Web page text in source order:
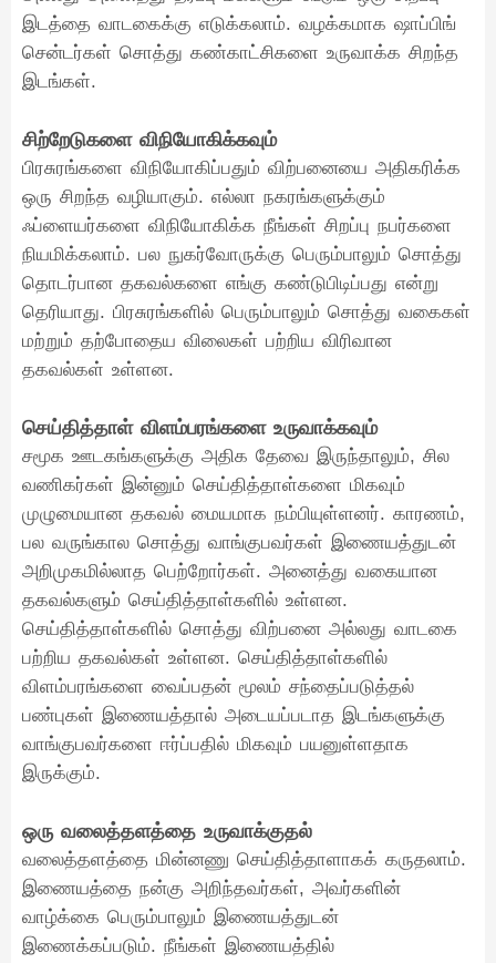
இடத்தை வாடகைக்கு எடுக்கலாம். வழக்கமாக ஷாப்பிங்
சென்டர்கள் சொத்து கண்காட்சிகளை உருவாக்க சிறந்த
இடங்கள்.
சிற்றேடுகளை விநியோகிக்கவும்
பிரசுரங்களை விநியோகிப்பதும் விற்பனையை அதிகரிக்க
ஒரு சிறந்த வழியாகும். எல்லா நகரங்களுக்கும்
ஃப்ளையர்களை விநியோகிக்க நீங்கள் சிறப்பு நபர்களை
நியமிக்கலாம். பல நுகர்வோருக்கு பெரும்பாலும் சொத்து
தொடர்பான தகவல்களை எங்கு கண்டுபிடிப்பது என்று
தெரியாது. பிரசுரங்களில் பெரும்பாலும் சொத்து வகைகள்
மற்றும் தற்போதைய விலைகள் பற்றிய விரிவான
தகவல்கள் உள்ளன.
செய்தித்தாள் விளம்பரங்களை உருவாக்கவும்
சமூக ஊடகங்களுக்கு அதிக தேவை இருந்தாலும், சில
வணிகர்கள் இன்னும் செய்தித்தாள்களை மிகவும்
முழுமையான தகவல் மையமாக நம்பியுள்ளனர். காரணம்,
பல வருங்கால சொத்து வாங்குபவர்கள் இணையத்துடன்
அறிமுகமில்லாத பெற்றோர்கள். அனைத்து வகையான
தகவல்களும் செய்தித்தாள்களில் உள்ளன.
செய்தித்தாள்களில் சொத்து விற்பனை அல்லது வாடகை
பற்றிய தகவல்கள் உள்ளன. செய்தித்தாள்களில்
விளம்பரங்களை வைப்பதன் மூலம் சந்தைப்படுத்தல்
பண்புகள் இணையத்தால் அடையப்படாத இடங்களுக்கு
வாங்குபவர்களை ஈர்ப்பதில் மிகவும் பயனுள்ளதாக
இருக்கும்.
ஒரு வலைத்தளத்தை உருவாக்குதல்
வலைத்தளத்தை மின்னணு செய்தித்தாளாகக் கருதலாம்.
இணையத்தை நன்கு அறிந்தவர்கள், அவர்களின்
வாழ்க்கை பெரும்பாலும் இணையத்துடன்
இணைக்கப்படும். நீங்கள் இணையத்தில்